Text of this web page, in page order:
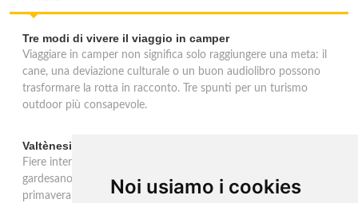
Noi usiamo i cookies
Tre modi di vivere il viaggio in camper
Viaggiare in camper non significa solo raggiungere una meta: il
cane, una deviazione culturale o un buon audiolibro possono
trasformare la rotta in racconto. Tre spunti per un turismo
outdoor più consapevole.
Valtènesi: una primavera di eventi tra rosé e Lago di Garda
Fiere internazionali, eventi sul territorio e racconto del rosé
gardesano. Il Consorzio Valtènesi presenta il calendario della
primavera 2026 sulla sponda bresciana del Lago di Garda. Il 23